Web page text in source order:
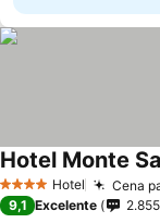
4 EstrellasHotel Cena
Hotel Monte
9,1 Excelente 2.855